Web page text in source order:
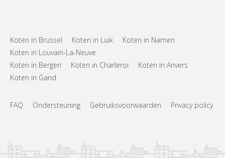
Koten in Brussel Koten in Luik
Koten in Namen
Koten in Louvain-La-Neuve
Koten in Bergen
Koten in Charleroi
Koten in Anvers
Koten in Gand
FAQ Ondersteuning Gebruiksvoorwaarden Privacy policy